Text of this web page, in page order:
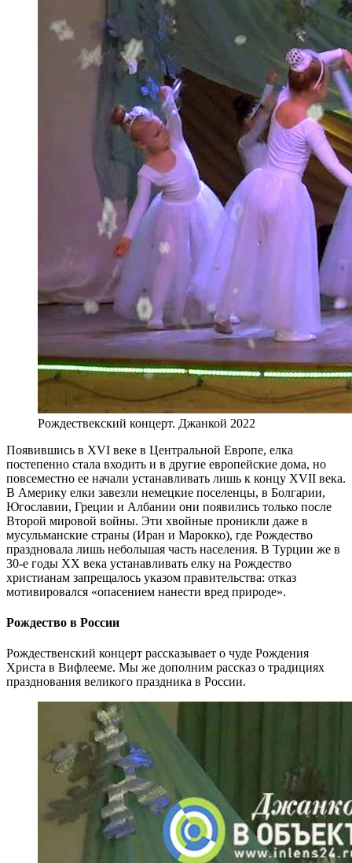
Рождествекский концерт. Джанкой 2022
Появившись в XVI веке в Центральной Европе, елка
постепенно стала входить и в другие европейские дома, но
повсеместно ее начали устанавливать лишь к концу XVII века.
В Америку елки завезли немецкие поселенцы, в Болгарии,
Югославии, Греции и Албании они появились только после
Второй мировой войны. Эти хвойные проникли даже в
мусульманские страны (Иран и Марокко), где Рождество
праздновала лишь небольшая часть населения. В Турции же в
30-е годы XX века устанавливать елку на Рождество
христианам запрещалось указом правительства: отказ
мотивировался «опасением нанести вред природе».
Рождество в России
Рождественский концерт рассказывает о чуде Рождения
Христа в Вифлееме. Мы же дополним рассказ о традициях
празднования великого праздника в России.